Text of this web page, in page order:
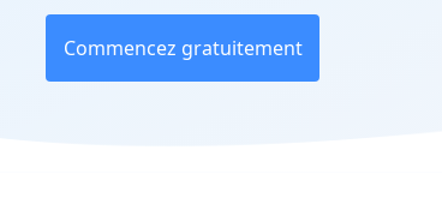
Commencez gratuitement